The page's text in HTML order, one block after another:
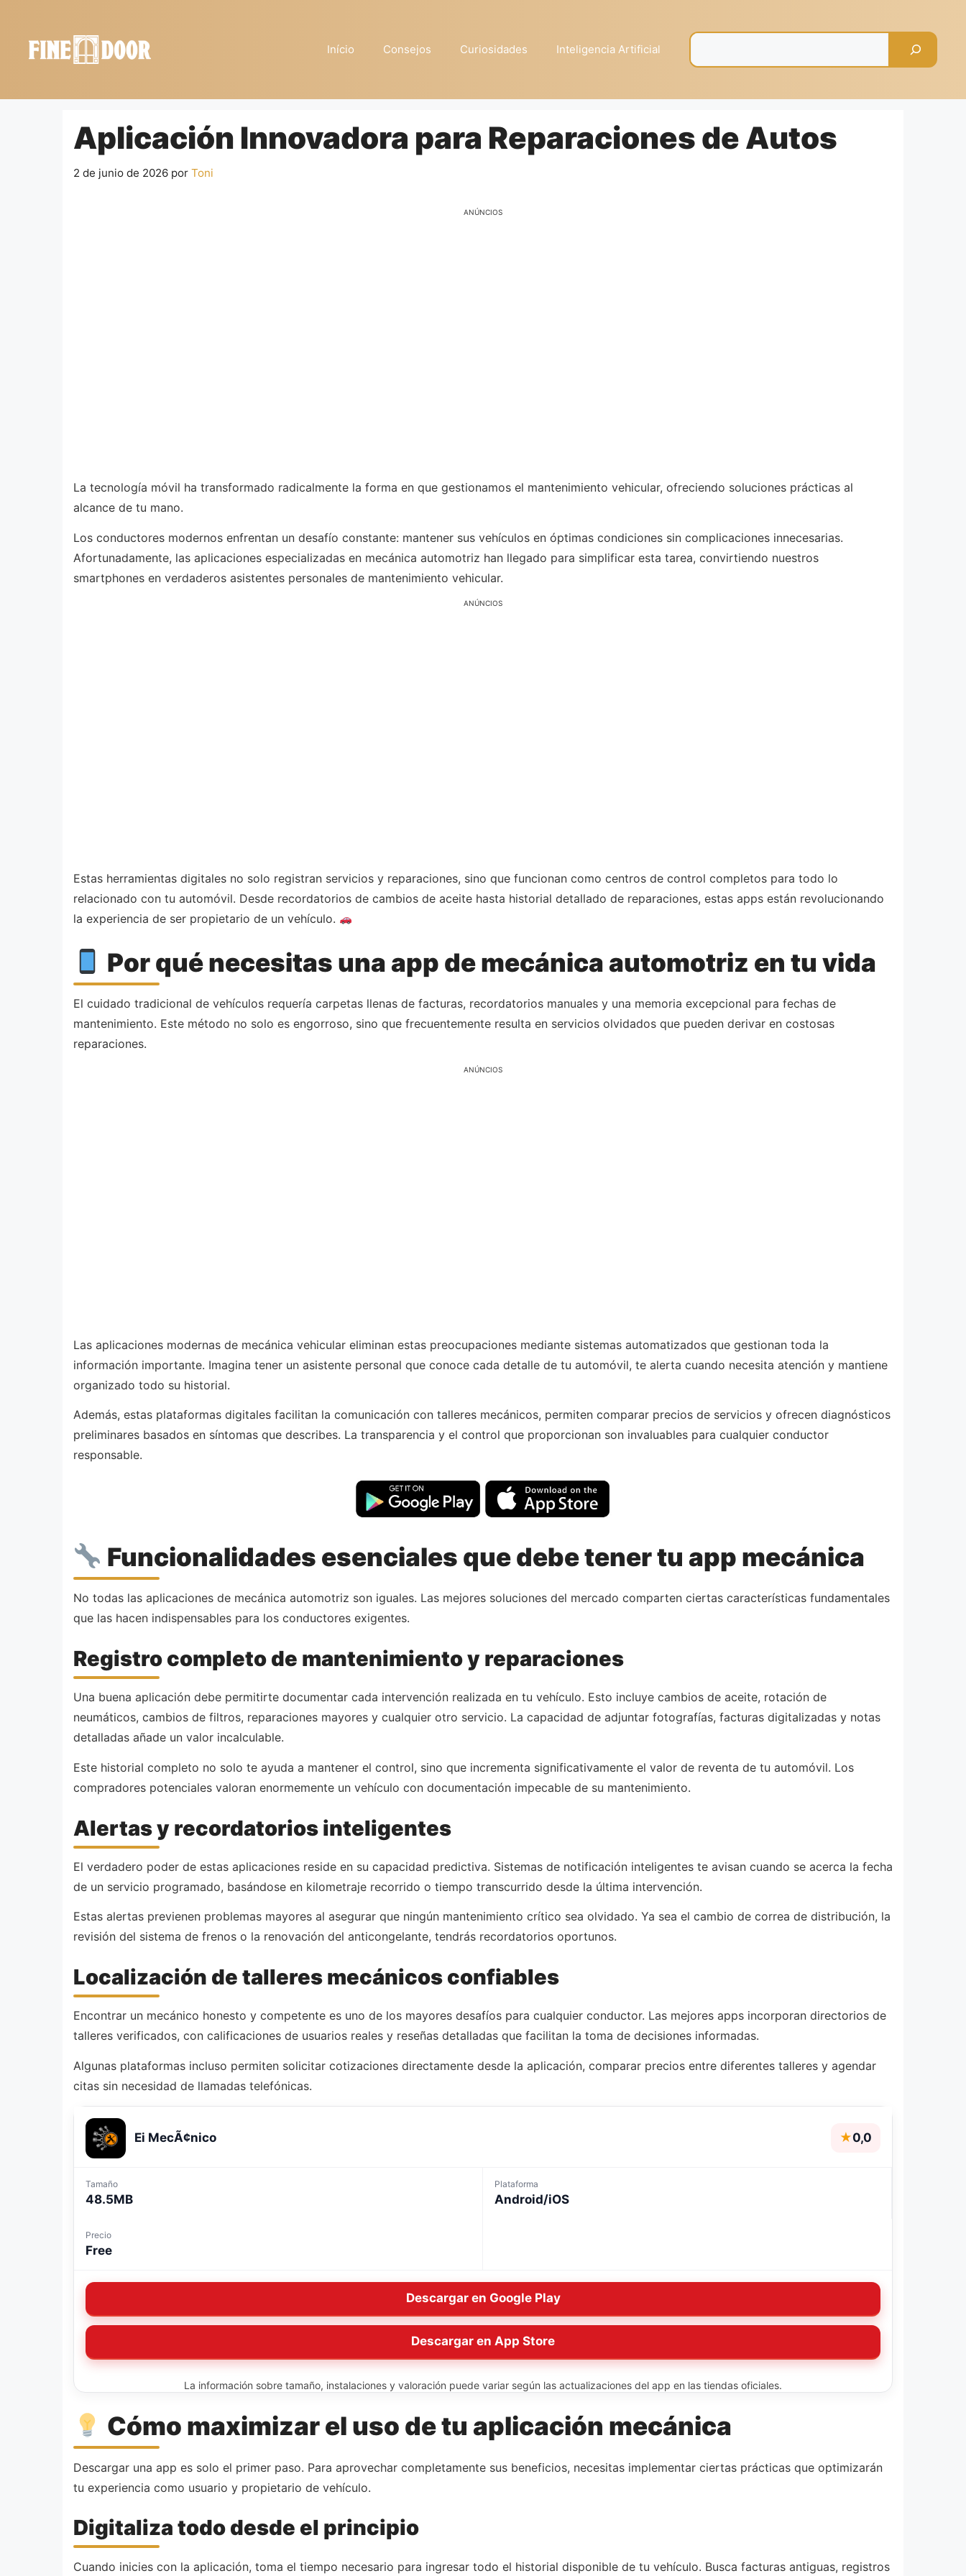
contenido
Início Consejos Curiosidades Inteligencia Artificial
Aplicación Innovadora para Reparaciones de Autos
2 de junio de 2026 por Toni
ANÚNCIOS
La tecnología móvil ha transformado radicalmente la forma en que gestionamos el mantenimiento vehicular, ofreciendo soluciones prácticas al
alcance de tu mano.
Los conductores modernos enfrentan un desafío constante: mantener sus vehículos en óptimas condiciones sin complicaciones innecesarias.
Afortunadamente, las aplicaciones especializadas en mecánica automotriz han llegado para simplificar esta tarea, convirtiendo nuestros
smartphones en verdaderos asistentes personales de mantenimiento vehicular.
ANÚNCIOS
Estas herramientas digitales no solo registran servicios y reparaciones, sino que funcionan como centros de control completos para todo lo
relacionado con tu automóvil. Desde recordatorios de cambios de aceite hasta historial detallado de reparaciones, estas apps están revolucionando
la experiencia de ser propietario de un vehículo.
Por qué necesitas una app de mecánica automotriz en tu vida
El cuidado tradicional de vehículos requería carpetas llenas de facturas, recordatorios manuales y una memoria excepcional para fechas de
mantenimiento. Este método no solo es engorroso, sino que frecuentemente resulta en servicios olvidados que pueden derivar en costosas
reparaciones.
ANÚNCIOS
Las aplicaciones modernas de mecánica vehicular eliminan estas preocupaciones mediante sistemas automatizados que gestionan toda la
información importante. Imagina tener un asistente personal que conoce cada detalle de tu automóvil, te alerta cuando necesita atención y mantiene
organizado todo su historial.
Además, estas plataformas digitales facilitan la comunicación con talleres mecánicos, permiten comparar precios de servicios y ofrecen diagnósticos
preliminares basados en síntomas que describes. La transparencia y el control que proporcionan son invaluables para cualquier conductor
responsable.
Funcionalidades esenciales que debe tener tu app mecánica
No todas las aplicaciones de mecánica automotriz son iguales. Las mejores soluciones del mercado comparten ciertas características fundamentales
que las hacen indispensables para los conductores exigentes.
Registro completo de mantenimiento y reparaciones
Una buena aplicación debe permitirte documentar cada intervención realizada en tu vehículo. Esto incluye cambios de aceite, rotación de
neumáticos, cambios de filtros, reparaciones mayores y cualquier otro servicio. La capacidad de adjuntar fotografías, facturas digitalizadas y notas
detalladas añade un valor incalculable.
Este historial completo no solo te ayuda a mantener el control, sino que incrementa significativamente el valor de reventa de tu automóvil. Los
compradores potenciales valoran enormemente un vehículo con documentación impecable de su mantenimiento.
Alertas y recordatorios inteligentes
El verdadero poder de estas aplicaciones reside en su capacidad predictiva. Sistemas de notificación inteligentes te avisan cuando se acerca la fecha
de un servicio programado, basándose en kilometraje recorrido o tiempo transcurrido desde la última intervención.
Estas alertas previenen problemas mayores al asegurar que ningún mantenimiento crítico sea olvidado. Ya sea el cambio de correa de distribución, la
revisión del sistema de frenos o la renovación del anticongelante, tendrás recordatorios oportunos.
Localización de talleres mecánicos confiables
Encontrar un mecánico honesto y competente es uno de los mayores desafíos para cualquier conductor. Las mejores apps incorporan directorios de
talleres verificados, con calificaciones de usuarios reales y reseñas detalladas que facilitan la toma de decisiones informadas.
Algunas plataformas incluso permiten solicitar cotizaciones directamente desde la aplicación, comparar precios entre diferentes talleres y agendar
citas sin necesidad de llamadas telefónicas.
Ei MecÃ¢nico ★0,0
Tamaño
48.5MB
Plataforma
Android/iOS
Precio
Free
Descargar en Google Play
Descargar en App Store
La información sobre tamaño, instalaciones y valoración puede variar según las actualizaciones del app en las tiendas oficiales.
Cómo maximizar el uso de tu aplicación mecánica
Descargar una app es solo el primer paso. Para aprovechar completamente sus beneficios, necesitas implementar ciertas prácticas que optimizarán
tu experiencia como usuario y propietario de vehículo.
Digitaliza todo desde el principio
Cuando inicies con la aplicación, toma el tiempo necesario para ingresar todo el historial disponible de tu vehículo. Busca facturas antiguas, registros